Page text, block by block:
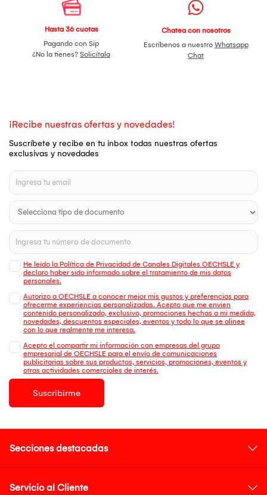
Hasta 36 cuotas
Pagando con Sip
¿No la tienes? Solicítala
Chatea con nosotros
Escríbenos a nuestro Whatsapp
Chat
¡Recibe nuestras ofertas y novedades!
Suscríbete y recibe en tu inbox todas nuestras ofertas
exclusivas y novedades
He leído la Política de Privacidad de Canales Digitales OECHSLE y
declaro haber sido informado sobre el tratamiento de mis datos
personales.
Autorizo a OECHSLE a conocer mejor mis gustos y preferencias para
ofrecerme experiencias personalizadas. Acepto que me envien
contenido personalizado, exclusivo, promociones hechas a mi medida,
novedades, descuentos especiales, eventos y todo lo que se alinee
con lo que realmente me interesa.
Acepto el compartir mi información con empresas del grupo
empresarial de OECHSLE para el envío de comunicaciones
publicitarias sobre sus productos, servicios, promociones, eventos y
otras actividades comerciales de interés.
Suscribirme
Secciones destacadas
Servicio al Cliente